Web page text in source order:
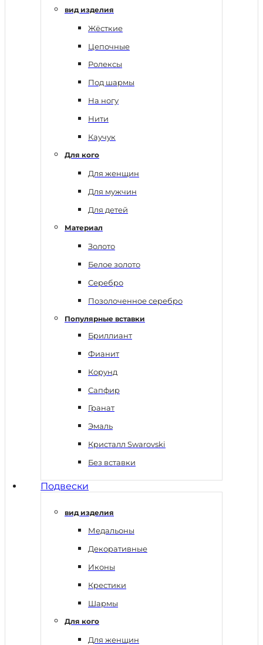
вид изделия
Жёсткие
Цепочные
Ролексы
Под шармы
На ногу
Нити
Каучук
Для кого
Для женщин
Для мужчин
Для детей
Материал
Золото
Белое золото
Серебро
Позолоченное серебро
Популярные вставки
Бриллиант
Фианит
Корунд
Сапфир
Гранат
Эмаль
Кристалл Swarovski
Без вставки
Подвески
вид изделия
Медальоны
Декоративные
Иконы
Крестики
Шармы
Для кого
Для женщин